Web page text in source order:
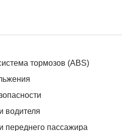
тормозов (ABS)
водителя
переднего пассажира